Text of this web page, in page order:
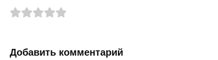
Добавить комментарий